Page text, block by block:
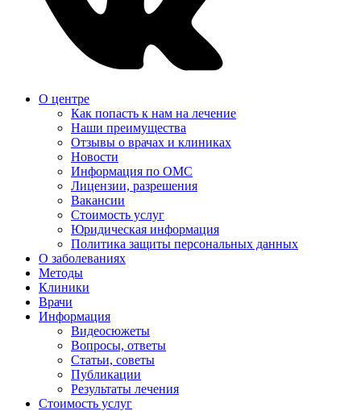
О центре
Как попасть к нам на лечение
Наши преимущества
Отзывы о врачах и клиниках
Новости
Информация по ОМС
Лицензии, разрешения
Вакансии
Стоимость услуг
Юридическая информация
Политика защиты персональных данных
О заболеваниях
Методы
Клиники
Врачи
Информация
Видеосюжеты
Вопросы, ответы
Статьи, советы
Публикации
Результаты лечения
Стоимость услуг